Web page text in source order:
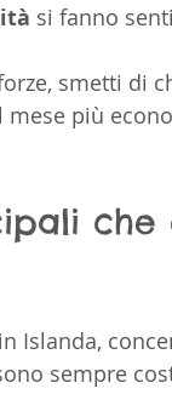
si fanno
smetti di
mese più
Islanda,
sempre